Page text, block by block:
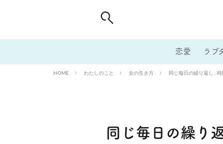
恋愛 ラブ
HOME わたしのこと 女の生き方 同じ毎日の繰り返し…
同じ毎日の繰り